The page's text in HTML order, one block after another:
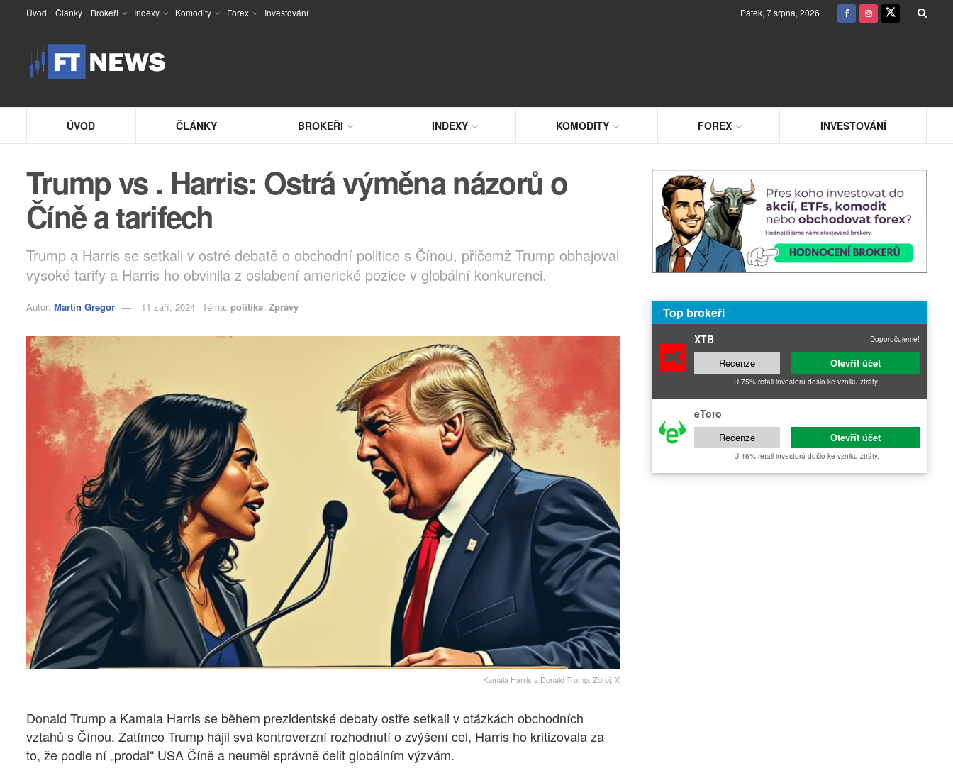
Úvod Články Brokeři Indexy Komodity Forex Investování Pátek, 7 srpna, 2026
ÚVOD ČLÁNKY BROKEŘI INDEXY KOMODITY FOREX INVESTOVÁNÍ
Trump vs . Harris: Ostrá výměna názorů o
Číně a tarifech
Trump a Harris se setkali v ostré debatě o obchodní politice s Čínou, přičemž Trump obhajoval
vysoké tarify a Harris ho obvinila z oslabení americké pozice v globální konkurenci.
Autor: Martin Gregor 11 září, 2024 Téma: politika, Zprávy
Kamala Harris a Donald Trump, Zdroj: X
Donald Trump a Kamala Harris se během prezidentské debaty ostře setkali v otázkách obchodních
vztahů s Čínou. Zatímco Trump hájil svá kontroverzní rozhodnutí o zvýšení cel, Harris ho kritizovala za
to, že podle ní „prodal“ USA Číně a neuměl správně čelit globálním výzvám.
Top brokeři
XTB Doporučujeme!
Recenze Otevřít účet
U 75% retail investorů došlo ke vzniku ztráty.
eToro
Recenze Otevřít účet
U 46% retail investorů došlo ke vzniku ztráty.